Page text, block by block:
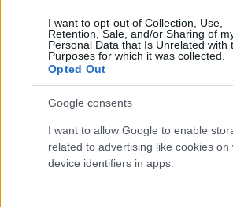
I want to opt-out of Collection, Use,
Retention, Sale, and/or Sharing of
Personal Data that Is Unrelated with
Purposes for which it was collected.
Opted Out
Google consents
I want to allow Google to enable
related to advertising like cookies on
device identifiers in apps.